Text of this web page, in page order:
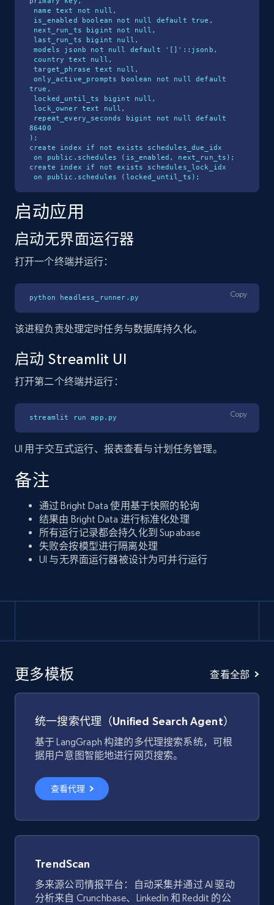
last_run_ts bigint null,
models jsonb not null default '[]'::jsonb,
target_phrase text null,
only_active_prompts boolean not null default
true,
locked_until_ts bigint null,
lock_owner text null,
86400
);
create index if not exists schedules_due_idx
on public.schedules (is_enabled, next_run_ts);
create index if not exists schedules_lock_idx
on public.schedules (locked_until_ts);
启动应用
启动无界面运行器
打开一个终端并运行：
python headless_runner.py Copy
该进程负责处理定时任务与数据库持久化。
启动 Streamlit UI
打开第二个终端并运行：
streamlit run app.py Copy
UI 用于交互式运行、报表查看与计划任务管理。
备注
通过 Bright Data 使用基于快照的轮询
结果由 Bright Data 进行标准化处理
所有运行记录都会持久化到 Supabase
失败会按模型进行隔离处理
UI 与无界面运行器被设计为可并行运行
更多模板 查看全部
统一搜索代理（Unified Search Agent）
基于 LangGraph 构建的多代理搜索系统，可根
据用户意图智能地进行网页搜索。
查看代理
TrendScan
多来源公司情报平台：自动采集并通过 AI 驱动
分析来自 Crunchbase、LinkedIn 和 Reddit 的公